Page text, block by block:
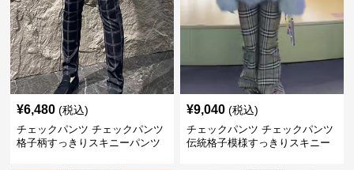
¥6,480 (税込)
チェックパンツ チェックパンツ
格子柄すっきりスキニーパンツ
¥9,040 (税込)
チェックパンツ チェックパンツ
伝統格子模様すっきりスキニー